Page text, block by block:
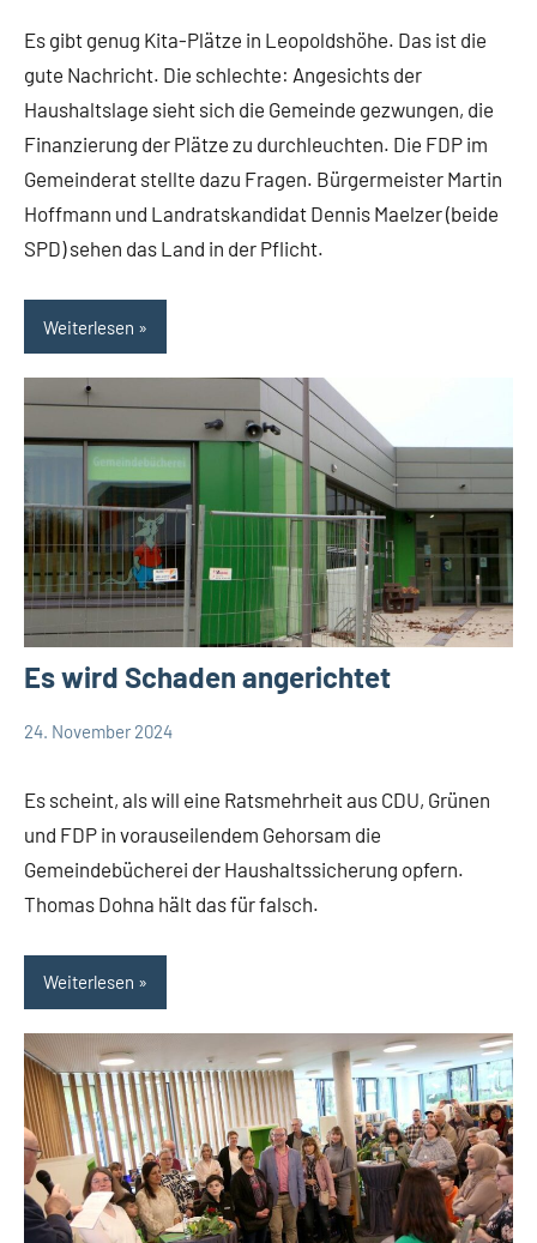
Themen
Es gibt genug Kita-Plätze in Leopoldshöhe. Das ist die
gute Nachricht. Die schlechte: Angesichts der
Haushaltslage sieht sich die Gemeinde gezwungen, die
Finanzierung der Plätze zu durchleuchten. Die FDP im
Gemeinderat stellte dazu Fragen. Bürgermeister Martin
Hoffmann und Landratskandidat Dennis Maelzer (beide
SPD) sehen das Land in der Pflicht.
Weiterlesen
Es wird Schaden angerichtet
24. November 2024
Es scheint, als will eine Ratsmehrheit aus CDU, Grünen
und FDP in vorauseilendem Gehorsam die
Gemeindebücherei der Haushaltssicherung opfern.
Thomas Dohna hält das für falsch.
Weiterlesen